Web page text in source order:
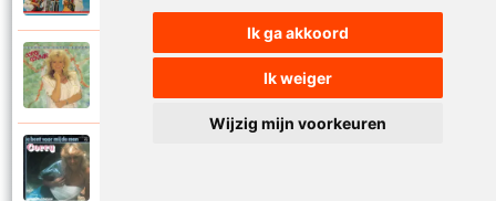
Ik ga akkoord
Ik weiger
Wijzig mijn voorkeuren
Corry Konings